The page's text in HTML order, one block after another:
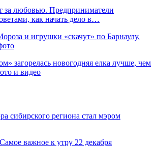
за любовью. Предприниматели
как начать дело в…
и игрушки «скачут» по Барнаулу.
загорелась новогодняя елка лучше, чем
и видео
сибирского региона стал мэром
важное к утру 22 декабря